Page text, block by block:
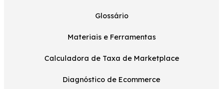
Glossário
Materiais e Ferramentas
Calculadora de Taxa de Marketplace
Diagnóstico de Ecommerce